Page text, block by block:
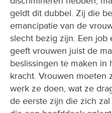
geldt dit dubbel. Zij die
emancipatie van de
slecht bezig zijn. Een
geeft vrouwen juist de
beslissingen te maken in
kracht. Vrouwen moeten
werk ze doen, wat ze
de eerste zijn die zich